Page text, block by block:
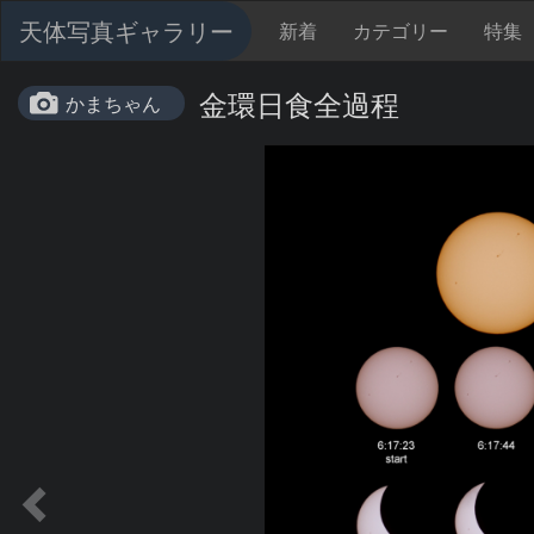
天体写真ギャラリー 新着 カテゴリー 特集
かまちゃん 金環日食全過程